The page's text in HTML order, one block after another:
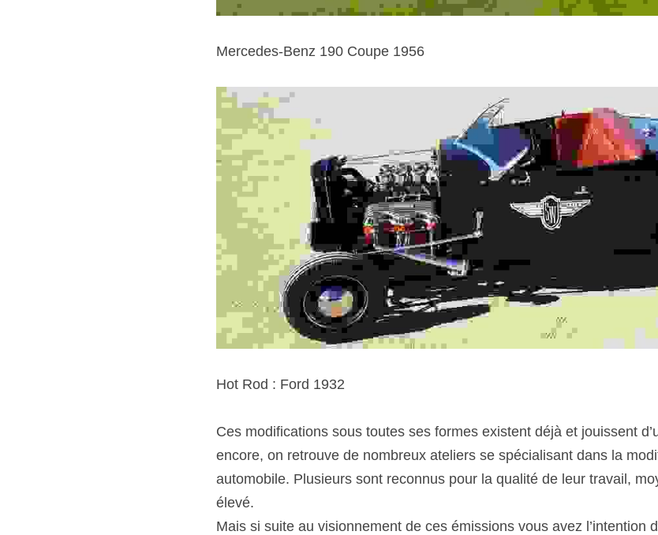
Mercedes-Benz 190 Coupe 1956
Hot Rod : Ford 1932
Ces modifications sous toutes ses formes existent déjà et jouissent
encore, on retrouve de nombreux ateliers se spécialisant dans la
automobile. Plusieurs sont reconnus pour la qualité de leur travail,
élevé.
Mais si suite au visionnement de ces émissions vous avez l’intention